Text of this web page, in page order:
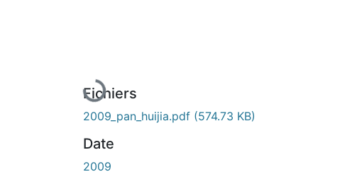
En cours de chargement...
Fichiers
2009_pan_huijia.pdf (574.73 KB)
Date
2009